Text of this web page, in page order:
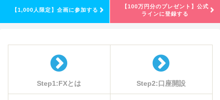
【1,000人限定】企画に参加する
【100万円分のプレゼント】公式
ラインに登録する
Step1:FXとは Step2:口座開設